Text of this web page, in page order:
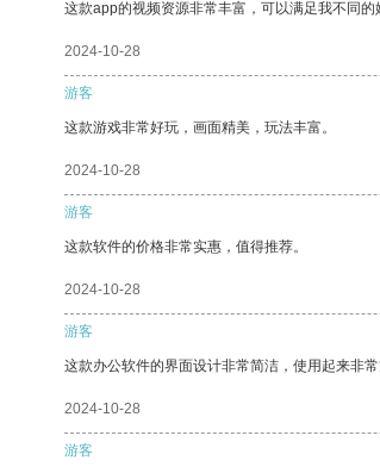
这款app的视频资源非常丰富，可以满足我不同的
2024-10-28
游客
这款游戏非常好玩，画面精美，玩法丰富。
2024-10-28
游客
这款软件的价格非常实惠，值得推荐。
2024-10-28
游客
这款办公软件的界面设计非常简洁，使用起来非
2024-10-28
游客